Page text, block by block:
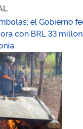
el Gobierno
con BRL 33